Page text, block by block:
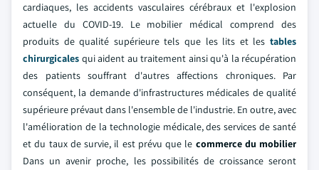
cardiaques, les accidents vasculaires cérébraux et l'explosion
actuelle du COVID-19. Le mobilier médical comprend des
produits de qualité supérieure tels que les lits et les tables
chirurgicales qui aident au traitement ainsi qu'à la récupération
des patients souffrant d'autres affections chroniques. Par
conséquent, la demande d'infrastructures médicales de qualité
supérieure prévaut dans l'ensemble de l'industrie. En outre, avec
l'amélioration de la technologie médicale, des services de santé
et du taux de survie, il est prévu que le commerce du mobilier
Dans un avenir proche, les possibilités de croissance seront